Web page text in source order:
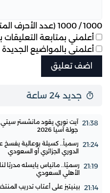
1000
/
1000 (عدد الأحرف
أعلمني بمتابعة التعليقات
أعلمني بالمواضيع الجديدة
جديد 24 ساعة
21:38 آيت نوري يقود مانشستر
جولة آسيا 2026
21:24 رسمياً.. كسيلة بوعالية يفسخ
الدوري الجزائري أو السعودي
21:19 رسميًا.. ماتياس يايسله مدربًا
الأهلي السعودي
21:14 بينيتيز على أعتاب تدريب